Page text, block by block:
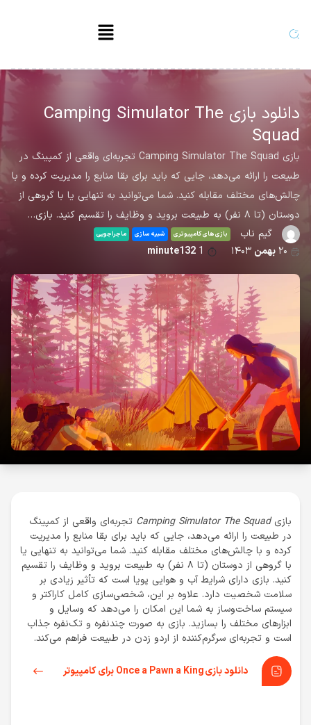
دانلود بازی Camping Simulator The
Squad
بازی Camping Simulator The Squad تجربه‌ای واقعی از کمپینگ در
طبیعت را ارائه می‌دهد، جایی که باید برای بقا منابع را مدیریت کرده و با
چالش‌های مختلف مقابله کنید. شما می‌توانید به تنهایی یا با گروهی از
دوستان (تا ۸ نفر) به طبیعت بروید و وظایف را تقسیم کنید. بازی…
گیم ناب
بازی های کامپیوتری شبیه سازی ماجراجویی
۲۰بهمن ۱۴۰۳ 1
minute132
بازیCamping Simulator The Squad تجربه‌ای واقعی از کمپینگ
در طبیعت را ارائه می‌دهد، جایی که باید برای بقا منابع را مدیریت
کرده و با چالش‌های مختلف مقابله کنید. شما می‌توانید به تنهایی یا
با گروهی از دوستان (تا ۸ نفر) به طبیعت بروید و وظایف را تقسیم
کنید. بازی دارای شرایط آب و هوایی پویا است که تأثیر زیادی بر
سلامت شخصیت دارد. علاوه بر این، شخصی‌سازی کامل کاراکتر و
سیستم ساخت‌وساز به شما این امکان را می‌دهد که وسایل و
ابزارهای مختلف را بسازید. بازی به صورت چندنفره و تک‌نفره جذاب
است و تجربه‌ای سرگرم‌کننده از اردو زدن در طبیعت فراهم می‌کند.
دانلود بازی Once a Pawn a King برای کامپیوتر